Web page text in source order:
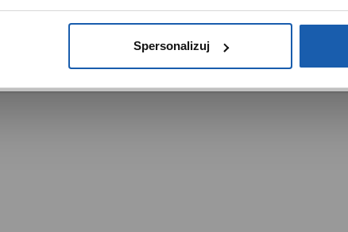
Spersonalizuj
DOWIEDZ SIĘ WIĘCEJ PRZEJDŹ DO SERWISU